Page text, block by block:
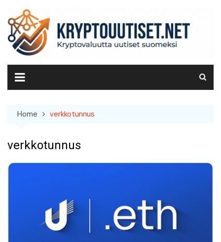
content
Home verkkotunnus
verkkotunnus